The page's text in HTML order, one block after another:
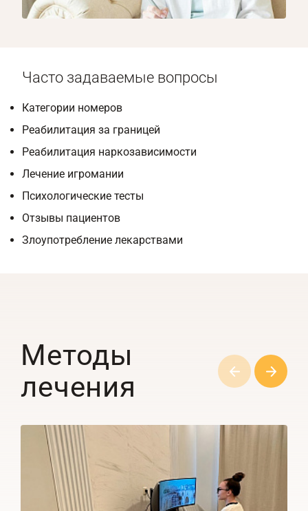
Часто задаваемые вопросы
Категории номеров
Реабилитация за границей
Реабилитация наркозависимости
Лечение игромании
Психологические тесты
Отзывы пациентов
Злоупотребление лекарствами
Методы
лечения